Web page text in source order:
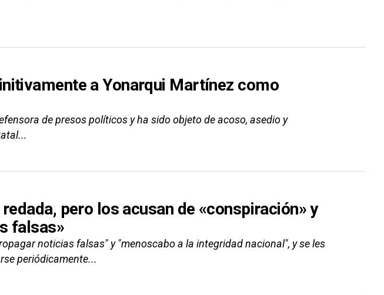
a Yonarqui Martínez como
de presos políticos y ha sido objeto de acoso, asedio y
pero los acusan de «conspiración» y
falsas»
noticias falsas" y "menoscabo a la integridad nacional", y se les
periódicamente...